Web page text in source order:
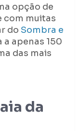
opção de
com muitas
do Sombra e
a apenas 150
das mais
da